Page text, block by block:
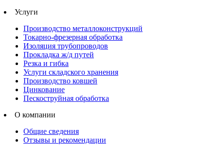
Услуги
Производство металлоконструкций
Токарно-фрезерная обработка
Изоляция трубопроводов
Прокладка ж/д путей
Резка и гибка
Услуги складского хранения
Производство ковшей
Цинкование
Пескоструйная обработка
О компании
Общие сведения
Отзывы и рекомендации